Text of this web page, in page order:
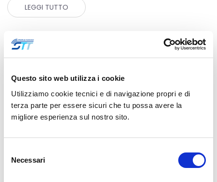
Questo sito web utilizza i cookie
Utilizziamo cookie tecnici e di navigazione propri e di
terza parte per essere sicuri che tu possa avere la
migliore esperienza sul nostro sito.
delNecessari
LEGGI TUTTO